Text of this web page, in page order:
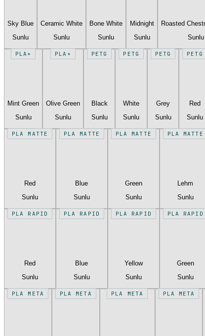
Sky Blue
Sunlu
Ceramic White
Sunlu
Bone White
Sunlu
Midnight
Sunlu
Roasted
Sunlu
PLA+
Mint Green
Sunlu
PLA+
Olive Green
Sunlu
PETG
Black
Sunlu
PETG
White
Sunlu
PETG
Grey
Sunlu
PETG
Red
Sunlu
PLA MATTE
Red
Sunlu
PLA MATTE
Blue
Sunlu
PLA MATTE
Green
Sunlu
PLA MATTE
Lehm
Sunlu
PLA RAPID
Red
Sunlu
PLA RAPID
Blue
Sunlu
PLA RAPID
Yellow
Sunlu
PLA RAPID
Green
Sunlu
PLA META PLA META PLA META PLA META